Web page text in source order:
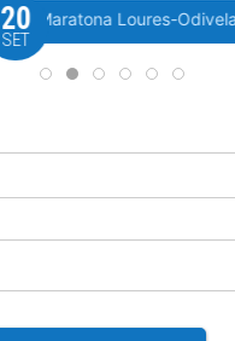
Meia Maratona Loures-
20
SET